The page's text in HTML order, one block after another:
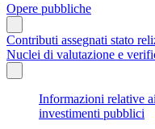
Opere pubbliche
Contributi assegnati stato
Nuclei di valutazione e
Informazioni relative
investimenti pubblici